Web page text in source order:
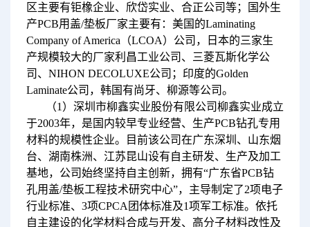
区主要有钜橡企业、欣岱实业、合正公司等；国外生
产PCB用盖/垫板厂家主要有：美国的Laminating
Company of America（LCOA）公司，日本的三家生
产规模较大的厂家利昌工业公司、三菱瓦斯化学公
司、NIHON DECOLUXE公司；印度的Golden
Laminate公司，韩国有尚牙、柳源等公司。
（1）深圳市柳鑫实业股份有限公司柳鑫实业成立
于2003年，是国内较早专业经营、生产PCB钻孔专用
材料的规模性企业。目前该公司在广东深圳、山东烟
台、湖南株洲、江苏昆山设有自主研发、生产及加工
基地，公司始终坚持自主创新，拥有“广东省PCB钻
孔用盖/垫板工程技术研究中心”，主导制定了2项电子
行业标准、3项CPCA团体标准及1项军工标准。依托
自主建设的化学材料合成与开发、高分子材料改性及